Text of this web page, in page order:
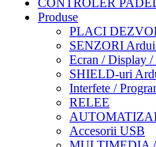
CONTROLER
Produse
PLACI
SENZORI
Ecran / Display
SHIELD-uri
Interfete /
RELEE
Accesorii USB